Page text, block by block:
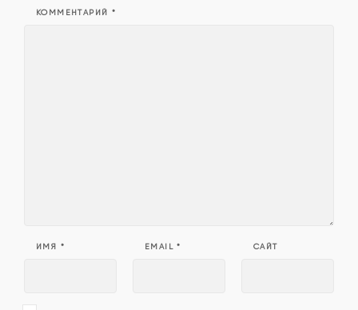
КОММЕНТАРИЙ *
ИМЯ * EMAIL* САЙТ